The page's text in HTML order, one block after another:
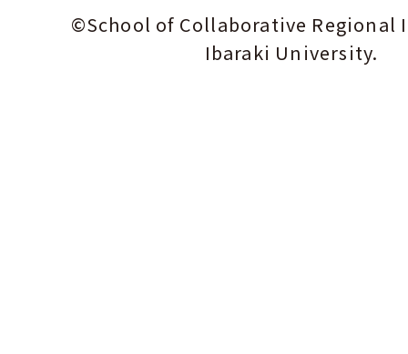
©School of Collaborative Regional
Ibaraki University.